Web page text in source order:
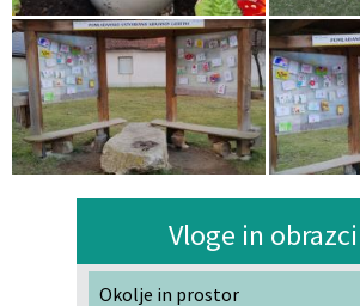
Vloge in obrazci
Okolje in prostor